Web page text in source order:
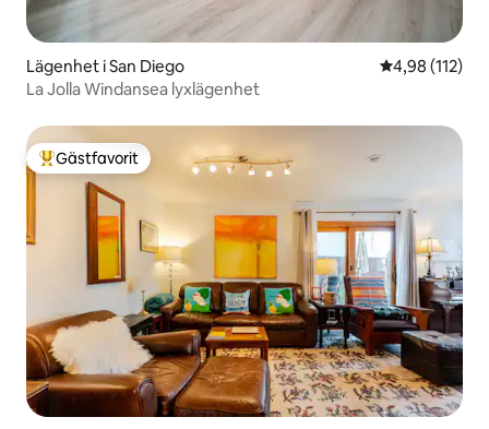
Lägenhet i San Diego 4,98 av 5 i
4,98 (112)
La Jolla Windansea lyxlägenhet
Populär gästfavorit
Gästfavorit